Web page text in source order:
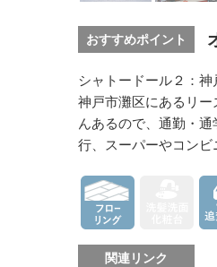
おすすめポイント
シャトードール２：
神戸市灘区にあるリ
んあるので、通勤・
行、スーパーやコン
関連リンク